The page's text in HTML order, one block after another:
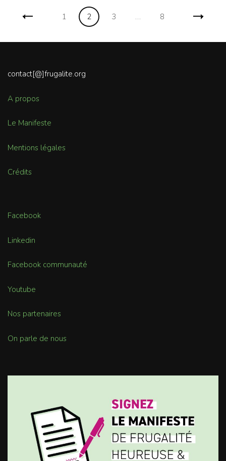
Navigation
articles
Page
1 Page
2 Page
3 … Page
8
contact[@]frugalite.org
A propos
Le Manifeste
Mentions légales
Crédits
Facebook
Linkedin
Facebook communauté
Youtube
Nos partenaires
On parle de nous